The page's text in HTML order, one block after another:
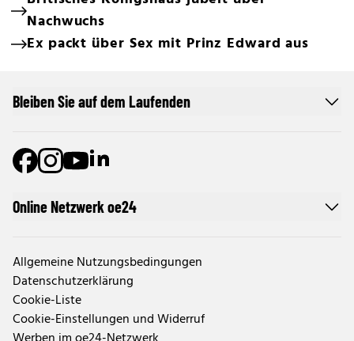
Nachwuchs
Ex packt über Sex mit Prinz Edward aus
Online Netzwerk oe24
Allgemeine Nutzungsbedingungen
Datenschutzerklärung
Cookie-Liste
Cookie-Einstellungen und Widerruf
Bleiben Sie auf dem Laufenden